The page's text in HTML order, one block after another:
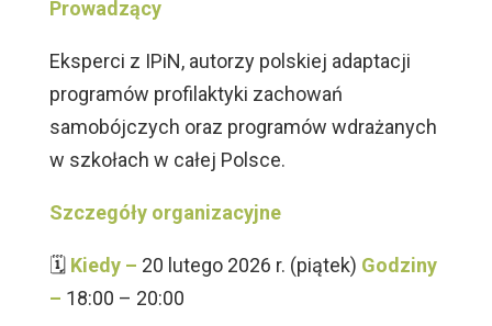
Prowadzący
Eksperci z IPiN, autorzy polskiej adaptacji
programów profilaktyki zachowań
samobójczych oraz programów wdrażanych
w szkołach w całej Polsce.
Szczegóły organizacyjne
🗓 Kiedy – 20 lutego 2026 r. (piątek) Godziny
– 18:00 – 20:00